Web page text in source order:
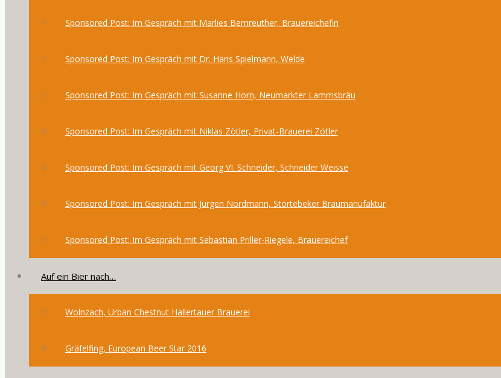
Sponsored Post: Im Gespräch mit Marlies Bernreuther, Brauereichefin
Sponsored Post: Im Gespräch mit Dr. Hans Spielmann, Welde
Sponsored Post: Im Gespräch mit Susanne Horn, Neumarkter Lammsbräu
Sponsored Post: Im Gespräch mit Niklas Zötler, Privat-Brauerei Zötler
Sponsored Post: Im Gespräch mit Georg VI. Schneider, Schneider Weisse
Sponsored Post: Im Gespräch mit Jürgen Nordmann, Störtebeker Braumanufaktur
Sponsored Post: Im Gespräch mit Sebastian Priller-Riegele, Brauereichef
Auf ein Bier nach…
Wolnzach, Urban Chestnut Hallertauer Brauerei
Gräfelfing, European Beer Star 2016